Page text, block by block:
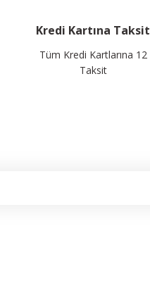
Kredi Kartına Taksit
Tüm Kredi Kartlarına 12
Taksit